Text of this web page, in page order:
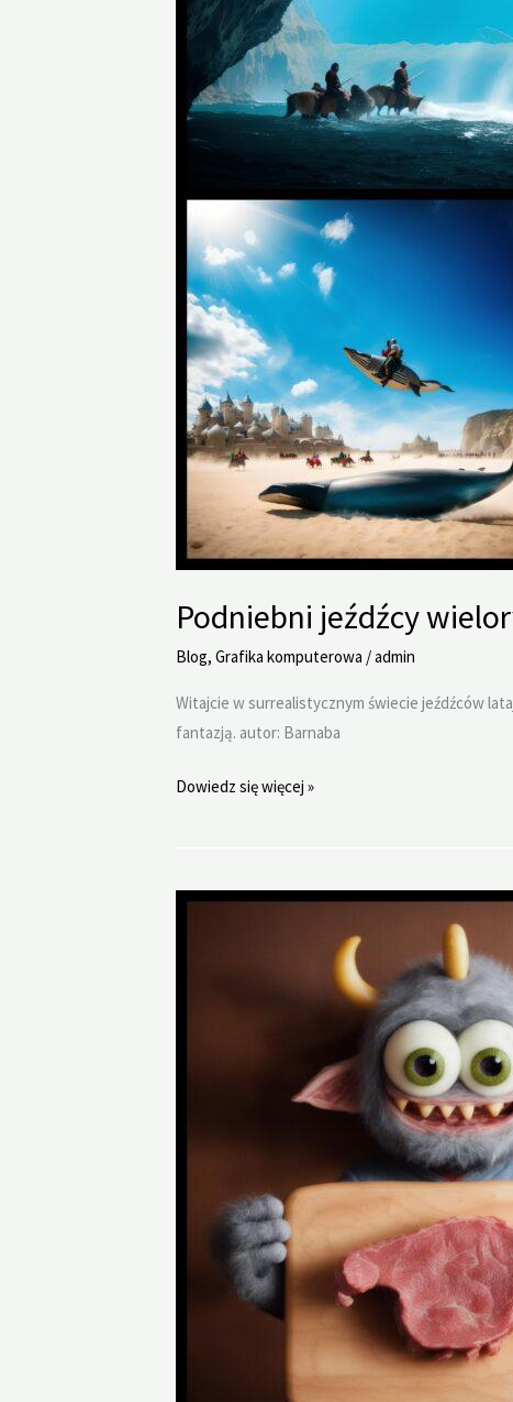
Podniebni jeźdźcy
Blog, Grafika komputerowa /admin
Witajcie w surrealistycznym świecie jeźdźców
fantazją. autor: Barnaba
Podniebni
Dowiedz się więcej »